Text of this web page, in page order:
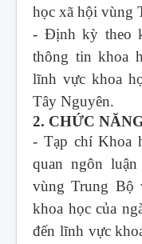
học xã hội vùng
- Định kỳ theo
thông tin khoa
lĩnh vực khoa
Tây Nguyên.
2. CHỨC
- Tạp chí Khoa
quan ngôn
vùng Trung Bộ
khoa học của
đến lĩnh vực